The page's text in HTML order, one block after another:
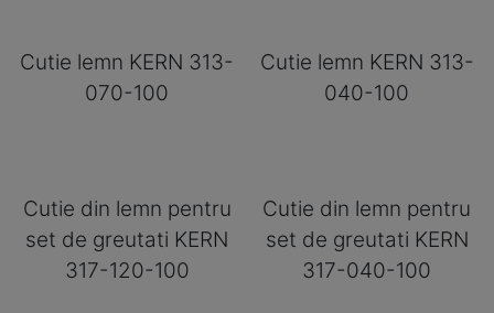
Cutie lemn KERN 313-
070-100
Cutie lemn KERN 313-
040-100
Cutie din lemn pentru
set de greutati KERN
317-120-100
Cutie din lemn pentru
set de greutati KERN
317-040-100